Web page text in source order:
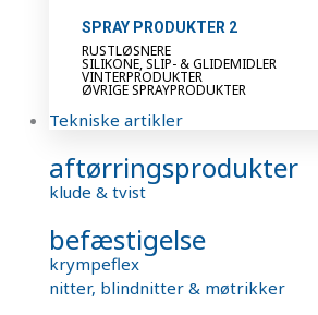
SPRAY PRODUKTER 2
RUSTLØSNERE
SILIKONE, SLIP- & GLIDEMIDLER
VINTERPRODUKTER
ØVRIGE SPRAYPRODUKTER
Tekniske artikler
aftørringsprodukter
klude & tvist
befæstigelse
krympeflex
nitter, blindnitter & møtrikker